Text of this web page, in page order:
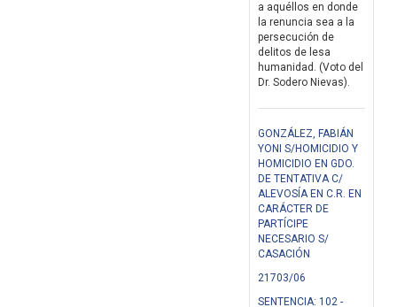
a aquéllos en donde
la renuncia sea a la
persecución de
delitos de lesa
humanidad. (Voto del
Dr. Sodero Nievas).
GONZÁLEZ, FABIÁN
YONI S/HOMICIDIO Y
HOMICIDIO EN GDO.
DE TENTATIVA C/
ALEVOSÍA EN C.R. EN
CARÁCTER DE
PARTÍCIPE
NECESARIO S/
CASACIÓN
21703/06
SENTENCIA: 102 -